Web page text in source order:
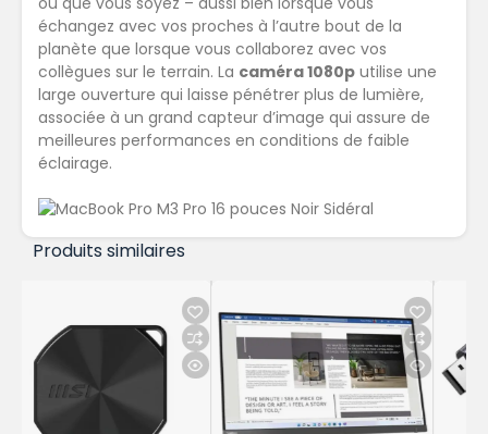
échangez avec vos proches à l’autre bout de la
planète que lorsque vous collaborez avec vos
collègues sur le terrain. La caméra 1080p utilise une
large ouver­ture qui laisse pénétrer plus de lumière,
associée à un grand capteur d’image qui assure de
meilleures performances en conditions de faible
éclairage.
Produits similaires